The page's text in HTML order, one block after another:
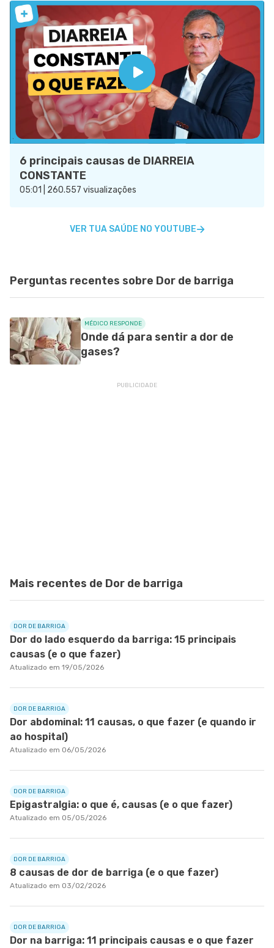
6 principais causas de DIARREIA
CONSTANTE
05:01 | 260.557 visualizações
VER TUA SAÚDE NO YOUTUBE
Perguntas recentes sobre Dor de barriga
MÉDICO RESPONDE
Onde dá para sentir a dor de
gases?
Mais recentes de Dor de barriga
DOR DE BARRIGA
Dor do lado esquerdo da barriga: 15 principais
causas (e o que fazer)
Atualizado em 19/05/2026
DOR DE BARRIGA
Dor abdominal: 11 causas, o que fazer (e quando ir
ao hospital)
Atualizado em 06/05/2026
DOR DE BARRIGA
Epigastralgia: o que é, causas (e o que fazer)
Atualizado em 05/05/2026
DOR DE BARRIGA
8 causas de dor de barriga (e o que fazer)
Atualizado em 03/02/2026
DOR DE BARRIGA
Dor na barriga: 11 principais causas e o que fazer